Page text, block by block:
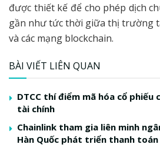
được thiết kế để cho phép dịch
gần như tức thời giữa thị trường
và các mạng blockchain.
BÀI VIẾT LIÊN QUAN
DTCC thí điểm mã hóa cổ phiếu
tài chính
Chainlink tham gia liên minh
Hàn Quốc phát triển thanh